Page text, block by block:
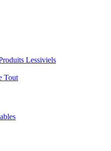
Lessiviels
Tout